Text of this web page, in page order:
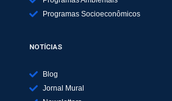
Programas Socioeconômicos
NOTÍCIAS
Blog
Jornal Mural